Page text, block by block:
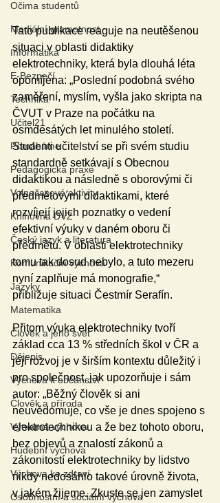
Očima studentů
Mediální gramotnost
Informatika
E-Bezpečí
Technika
Učitel21
Pomáháme
Pedagogická praxe
Volnočasové aktivity
Knihovna DVZ
Český jazyk a literatura
Komunikační výchova
Jazyky
Matematika
Člověk a jeho svět
Dějepis
Výchova k občanství
Člověk a příroda
Výtvarná výchova
Hudební výchova
Výchova ke zdraví
Osobnostní a sociální výchova
Tato publikace reaguje na neutěšenou
situaci v oblasti didaktiky
elektrotechniky, která byla dlouhá léta
opomíjena: „Poslední podobná svého
zaměření, myslím, vyšla jako skripta na
ČVUT v Praze na počátku na
osmdesátých let minulého století.
Studenti učitelství se při svém studiu
standardně setkávají s Obecnou
didaktikou a následně s oborovými či
předmětovými didaktikami, které
rozvíjejí jejich poznatky o vedení
efektivní výuky v daném oboru či
předmětu. V oblasti elektrotechniky
tomu tak dosud nebylo, a tuto mezeru
nyní zaplňuje má monografie,“
přibližuje situaci Čestmír Serafín.
Přitom výuka elektrotechniky tvoří
základ cca 13 % středních škol v ČR a
její rozvoj je v širším kontextu důležitý i
pro společnost, jak upozorňuje i sám
autor: „Běžný člověk si ani
neuvědomuje, co vše je dnes spojeno s
elektrotechnikou a že bez tohoto oboru,
bez objevů a znalostí zákonů a
zákonitostí elektrotechniky by lidstvo
nikdy nedosáhlo takové úrovně života,
v jakém žijeme. Zkuste se jen zamyslet